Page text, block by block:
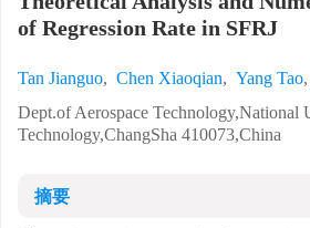
of Regression Rate in SFRJ
Tan Jianguo, Chen Xiaoqian, Yang Tao,
Dept.of Aerospace Technology,National
Technology,ChangSha 410073,China
摘要